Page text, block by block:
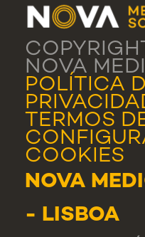
NOVA
POLÍTICA
TERMOS
COOKIES
NOVA
- LISBOA